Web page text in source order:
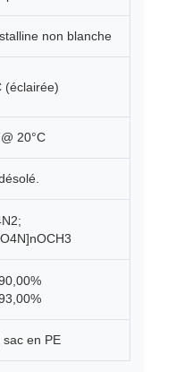
non blanche
(éclairée)
20°C
sac en PE